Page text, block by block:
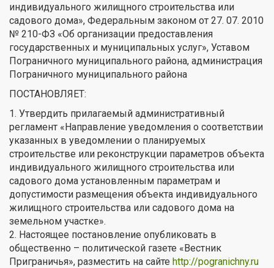
индивидуального жилищного строительства или
садового дома», Федеральным законом от 27. 07. 2010
№ 210-ФЗ «Об организации предоставления
государственных и муниципальных услуг», Уставом
Пограничного муниципального района, администрация
Пограничного муниципального района
ПОСТАНОВЛЯЕТ:
1. Утвердить прилагаемый административный
регламент «Направление уведомления о соответствии
указанных в уведомлении о планируемых
строительстве или реконструкции параметров объекта
индивидуального жилищного строительства или
садового дома установленным параметрам и
допустимости размещения объекта индивидуального
жилищного строительства или садового дома на
земельном участке».
2. Настоящее постановление опубликовать в
общественно – политической газете «Вестник
Приграничья», разместить на сайте http://pogranichny.ru